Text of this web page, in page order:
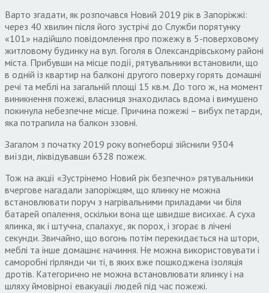
Варто згадати, як розпочався Новий 2019 рік в Запоріжжі:
через 40 хвилин після його зустрічі до Служби порятунку
«101» надійшло повідомлення про пожежу в 5-поверховому
житловому будинку на вул. Гоголя в Олександрівському районі
міста. Прибувши на місце події, рятувальники встановили, що
в одній із квартир на балконі другого поверху горять домашні
речі та меблі на загальній площі 15 кв.м. До того ж, на момент
виникнення пожежі, власниця знаходилась вдома і вимушено
покинула небезпечне місце. Причина пожежі – вибух петарди,
яка потрапила на балкон ззовні.
Загалом з початку 2019 року вогнеборці зійснили 9304
виїзди, ліквідувавши 6328 пожеж.
Тож на акції «Зустрінемо Новий рік безпечно» рятувальники
вчергове нагадали запоріжцям, що ялинку не можна
встановлювати поруч з нагрівальними приладами чи біля
батарей опалення, оскільки вона ще швидше висихає. А суха
ялинка, як і штучна, спалахує, як порох, і згорає в лічені
секунди. Звичайно, що вогонь потім перекидається на штори,
меблі та інше домашнє начиння. Не можна використовувати і
саморобні гірлянди чи ті, в яких вже пошкоджена ізоляція
дротів. Категорично не можна встановлювати ялинку і на
шляху ймовірної евакуації людей під час пожежі.